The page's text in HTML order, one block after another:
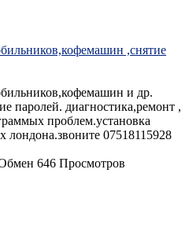
,снятие
и др.
паролей. диагностика,ремонт ,
проблем.установка
лондона.звоните 07518115928
646 Просмотров